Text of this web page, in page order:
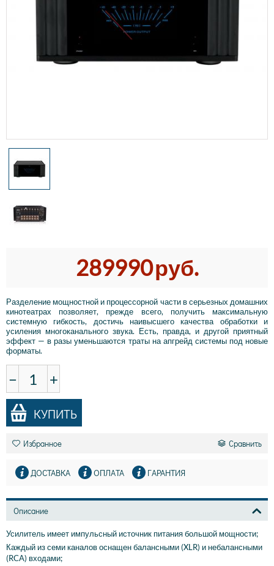
289990руб.
Разделение мощностной и процессорной части в серьезных домашних
кинотеатрах позволяет, прежде всего, получить максимальную
системную гибкость, достичь наивысшего качества обработки и
усиления многоканального звука. Есть, правда, и другой приятный
эффект — в разы уменьшаются траты на апгрейд системы под новые
форматы.
− +
КУПИТЬ
Избранное Сравнить
ДОСТАВКА ОПЛАТА ГАРАНТИЯ
Описание
Усилитель имеет импульсный источник питания большой мощности;
Каждый из семи каналов оснащен балансными (XLR) и небалансными
(RCA) входами;